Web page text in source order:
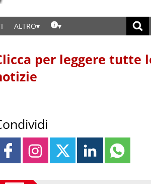
ALTRO
per leggere tutte